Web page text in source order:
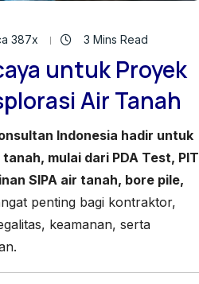
387x 3 Mins Read
untuk Proyek
Air Tanah
Indonesia hadir untuk
mulai dari PDA Test, PIT
SIPA air tanah, bore pile,
penting bagi kontraktor,
keamanan, serta